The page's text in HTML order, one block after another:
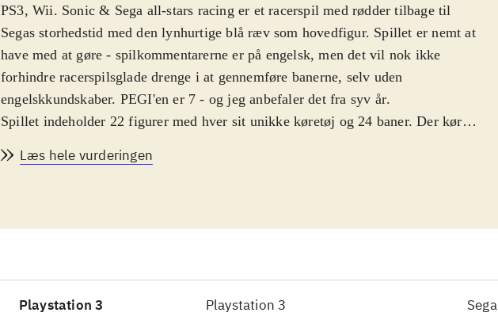
PS3, Wii. Sonic & Sega all-stars racing er et racerspil med rødder tilbage til
Segas storhedstid med den lynhurtige blå ræv som hovedfigur. Spillet er nemt at
have med at gøre - spilkommentarerne er på engelsk, men det vil nok ikke
forhindre racerspilsglade drenge i at gennemføre banerne, selv uden
engelskkundskaber. PEGI'en er 7 - og jeg anbefaler det fra syv år.
Spillet indeholder 22 figurer med hver sit unikke køretøj og 24 baner. Der køres
gennemføres, åbnes der op for nye. Gameplay går ud på at køre ræs på de
(online helt op til otte), og samtidigt kan der anvendes splitscreen.
spilelementer, udnyttet det bedste fra "Mario Kart" og skabt et utroligt intensivt,
nemt og flot spil, som også inkluderer 24 velklingende soundtracks
Læs hele vurderingen
Playstation 3 Playstation 3 Sega